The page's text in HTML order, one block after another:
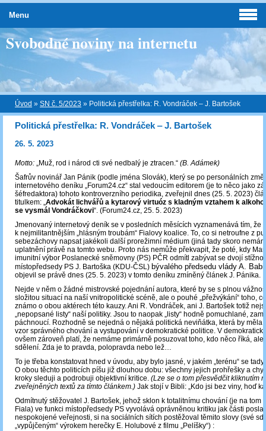
Svobodné noviny na internetu
Úvod » SN č. 5/2023 » Politická přestřelka: R. Vondráček ‒ J. Bartošek
Politická přestřelka: R. Vondráček ‒ J. Bartošek
26. 5. 2023
Motto: „Muž, rod i národ cti své nedbalý je ztracen.“ (B. Adámek)
Šafrův novinář Jan Pánik (podle jména Slovák), který se po personálních
internetového deníku „Forum24.cz“ stal vedoucím editorem (je to něco jako
šéfredaktora) tohoto kontroverzního periodika, zveřejnil dnes (25. 5. 2023)
titulkem: „Advokát lichvářů a kytarový virtuóz s kladným vztahem k
se vysmál Vondráčkovi“. (Forum24.cz, 25. 5. 2023)
Jmenovaný internetový deník se v posledních měsících vyznamenává tím, že
k nejmilitantnějším „hlásným troubám“ Fialovy koalice. To, co si netroufne z
sebezáchovy napsat jakékoli další prorežimní médium (jiná tady skoro
uplatnění právě na tomto webu. Proto nás nemůže překvapit, že poté, kdy
imunitní výbor Poslanecké sněmovny (PS) PČR odmítl zabývat se dvojí
místopředsedy PS J. Bartoška (KDU-ČSL) bývalého předsedu vlády A.
objevil se právě dnes (25. 5. 2023) v tomto deníku zmíněný článek J. Pánika.
Nejde v něm o žádné mistrovské pojednání autora, které by se s plnou
složitou situací na naší vnitropolitické scéně, ale o pouhé „přežvýkání“ toho,
známo o obou aktérech této kauzy. Ani R. Vondráček, ani J. Bartošek totiž
„nepopsané listy“ naší politiky. Jsou to naopak „listy“ hodně pomuchlané,
páchnoucí. Rozhodně se nejedná o nějaká politická neviňátka, která by měla
vzor správného chování a vystupování v demokratické politice. V
ovšem zároveň platí, že nemáme primárně posuzovat toho, kdo něco říká,
sdělení. Zda je to pravda, polopravda nebo lež…
To je třeba konstatovat hned v úvodu, aby bylo jasné, v jakém „terénu“ se
O obou těchto politicích píšu již dlouhou dobu: všechny jejich prohřešky a
kroky sleduji a podrobuji objektivní kritice. (Lze se o tom přesvědčit kliknutím
zveřejněných textů za tímto článkem.) Jak stojí v Bibli: „Kdo jsi bez viny, hoď
Odmítnutý stěžovatel J. Bartošek, jehož sklon k totalitnímu chování (je na tom
Fiala) ve funkci místopředsedy PS vyvolává oprávněnou kritiku jak části
nespokojené veřejnosti, si na sociálních sítích postěžoval těmito slovy (své
„vypůjčeným“ výrokem herečky E. Holubové z filmu „Pelíšky“) :
Menu